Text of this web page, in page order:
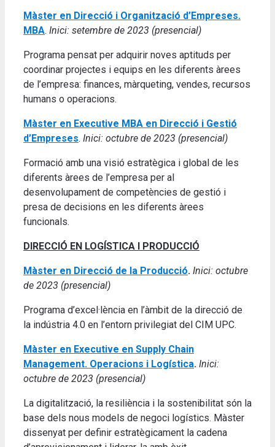
Màster en Direcció i Organització d’Empreses.
MBA. Inici: setembre de 2023 (presencial)
Programa pensat per adquirir noves aptituds per
coordinar projectes i equips en les diferents àrees
de l’empresa: finances, màrqueting, vendes, recursos
humans o operacions.
Màster en Executive MBA en Direcció i Gestió
d’Empreses. Inici: octubre de 2023 (presencial)
Formació amb una visió estratègica i global de les
diferents àrees de l’empresa per al
desenvolupament de competències de gestió i
presa de decisions en les diferents àrees
funcionals.
DIRECCIÓ EN LOGÍSTICA I PRODUCCIÓ
Màster en Direcció de la Producció. Inici: octubre
de 2023 (presencial)
Programa d’excel·lència en l’àmbit de la direcció de
la indústria 4.0 en l’entorn privilegiat del CIM UPC.
Màster en Executive en Supply Chain
Management. Operacions i Logística. Inici:
octubre de 2023 (presencial)
La digitalització, la resiliència i la sostenibilitat són la
base dels nous models de negoci logístics. Màster
dissenyat per definir estratègicament la cadena